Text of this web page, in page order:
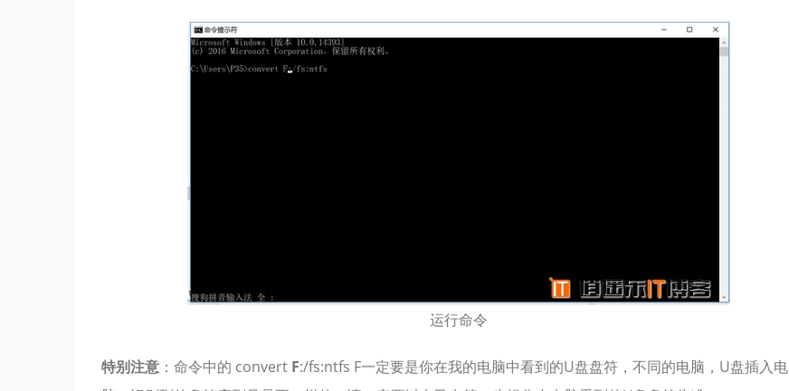
运行命令
特别注意 ：命令中的 convert F:/fs:ntfs F一定要是你在我的电脑中看到的U盘盘符，不同的电脑，U盘插入电